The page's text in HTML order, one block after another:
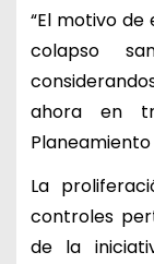
“El motivo
colapso
ahora en
La
controles
de la